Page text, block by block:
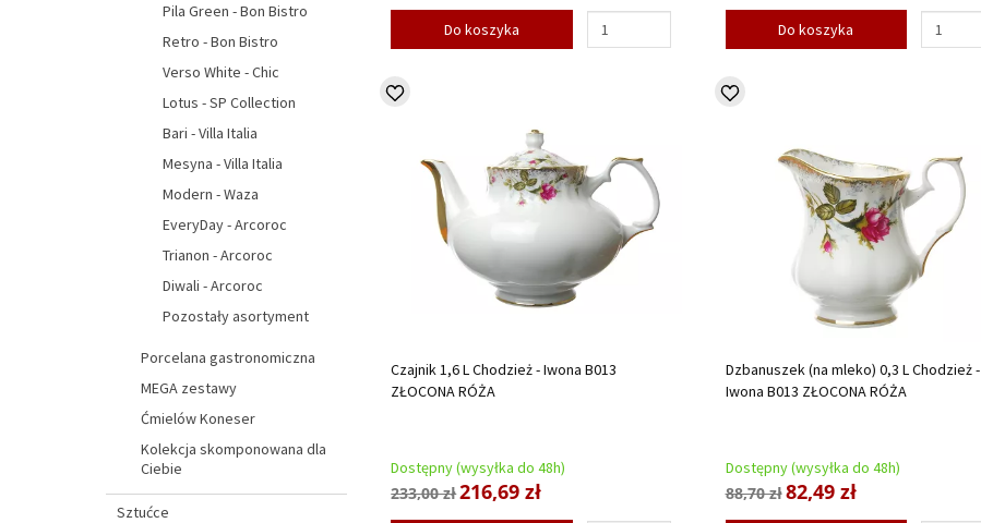
Do koszyka Do koszyka
Czajnik 1,6 L Chodzież - Iwona B013
ZŁOCONA RÓŻA
Dostępny (wysyłka do 48h)
233,00 zł216,69 zł
Dzbanuszek (na mleko) 0,3 L Chodzież -
Iwona B013 ZŁOCONA RÓŻA
Dostępny (wysyłka do 48h)
88,70 zł82,49 zł
Pila Green - Bon Bistro
Retro - Bon Bistro
Verso White - Chic
Lotus - SP Collection
Bari - Villa Italia
Mesyna - Villa Italia
Modern - Waza
EveryDay - Arcoroc
Trianon - Arcoroc
Diwali - Arcoroc
Pozostały asortyment
Porcelana gastronomiczna
MEGA zestawy
Ćmielów Koneser
Kolekcja skomponowana dla
Ciebie
Sztućce